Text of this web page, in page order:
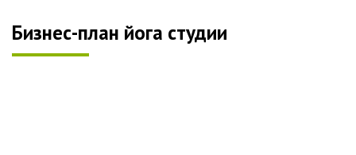
Бизнес-план йога студии